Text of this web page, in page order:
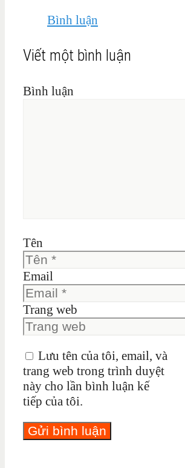
Bình luận
Viết một bình luận
Bình luận
Tên
Email
Trang web
Lưu tên của tôi, email, và
trang web trong trình duyệt
này cho lần bình luận kế
tiếp của tôi.